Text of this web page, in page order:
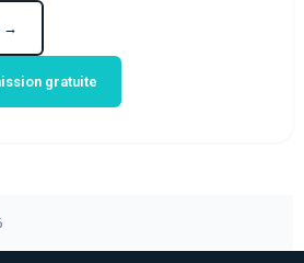
→
gratuite